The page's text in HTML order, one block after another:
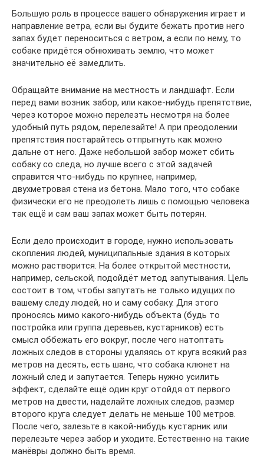
Большую роль в процессе вашего обнаружения играет и
направление ветра, если вы будите бежать против него
запах будет переноситься с ветром, а если по нему, то
собаке придётся обнюхивать землю, что может
значительно её замедлить.
Обращайте внимание на местность и ландшафт. Если
перед вами возник забор, или какое-нибудь препятствие,
через которое можно перелезть несмотря на более
удобный путь рядом, перелезайте! А при преодолении
препятствия постарайтесь отпрыгнуть как можно
дальне от него. Даже небольшой забор может сбить
собаку со следа, но лучше всего с этой задачей
справится что-нибудь по крупнее, например,
двухметровая стена из бетона. Мало того, что собаке
физически его не преодолеть лишь с помощью человека
так ещё и сам ваш запах может быть потерян.
Если дело происходит в городе, нужно использовать
скопления людей, муниципальные здания в которых
можно растворится. На более открытой местности,
например, сельской, подойдёт метод запутывания. Цель
состоит в том, чтобы запутать не только идущих по
вашему следу людей, но и саму собаку. Для этого
проносясь мимо какого-нибудь объекта (будь то
постройка или группа деревьев, кустарников) есть
смысл оббежать его вокруг, после чего натоптать
ложных следов в стороны удаляясь от круга всякий раз
метров на десять, есть шанс, что собака клюнет на
ложный след и запутается. Теперь нужно усилить
эффект, сделайте ещё один круг отойдя от первого
метров на двести, наделайте ложных следов, размер
второго круга следует делать не меньше 100 метров.
После чего, залезьте в какой-нибудь кустарник или
перелезьте через забор и уходите. Естественно на такие
манёвры должно быть время.